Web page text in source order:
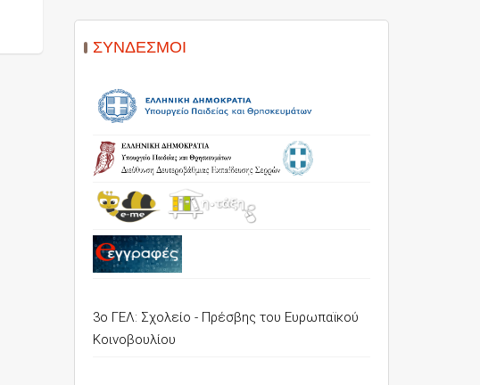
ΣΎΝΔΕΣΜΟΙ
3ο ΓΕΛ: Σχολείο - Πρέσβης του Ευρωπαϊκού
Κοινοβουλίου